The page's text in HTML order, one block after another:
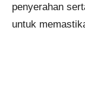
penyerahan
untuk